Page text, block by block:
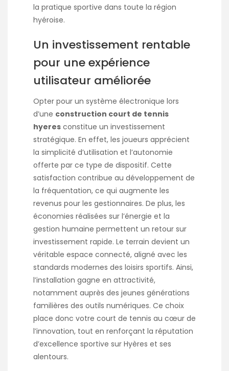
la pratique sportive dans toute la région
hyéroise.
Un investissement rentable
pour une expérience
utilisateur améliorée
Opter pour un système électronique lors
d’une construction court de tennis
hyeres constitue un investissement
stratégique. En effet, les joueurs apprécient
la simplicité d’utilisation et l’autonomie
offerte par ce type de dispositif. Cette
satisfaction contribue au développement de
la fréquentation, ce qui augmente les
revenus pour les gestionnaires. De plus, les
économies réalisées sur l’énergie et la
gestion humaine permettent un retour sur
investissement rapide. Le terrain devient un
véritable espace connecté, aligné avec les
standards modernes des loisirs sportifs. Ainsi,
l’installation gagne en attractivité,
notamment auprès des jeunes générations
familières des outils numériques. Ce choix
place donc votre court de tennis au cœur de
l’innovation, tout en renforçant la réputation
d’excellence sportive sur Hyères et ses
alentours.